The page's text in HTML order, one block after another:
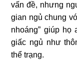
vấn đề, nhưng
gian ngủ chung
nhoáng” giúp
giấc ngủ như
thể trạng.